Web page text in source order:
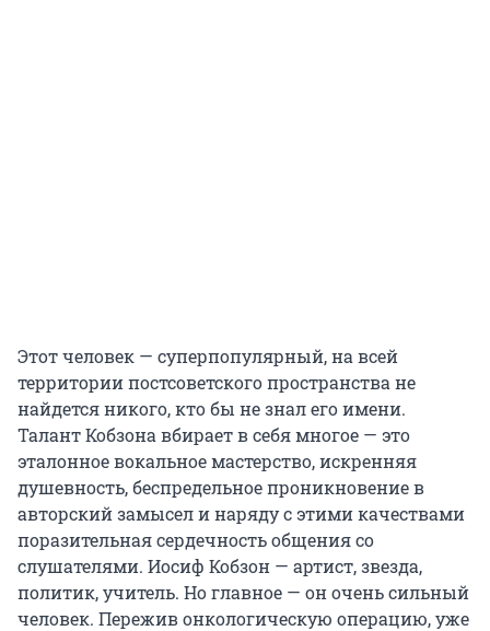
Этот человек — суперпопулярный, на всей
территории постсоветского пространства не
найдется никого, кто бы не знал его имени.
Талант Кобзона вбирает в себя многое — это
эталонное вокальное мастерство, искренняя
душевность, беспредельное проникновение в
авторский замысел и наряду с этими качествами
поразительная сердечность общения со
слушателями. Иосиф Кобзон — артист, звезда,
политик, учитель. Но главное — он очень сильный
человек. Пережив онкологическую операцию, уже